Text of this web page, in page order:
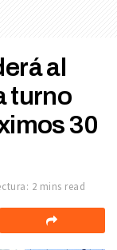
al
turno
30
2 mins read